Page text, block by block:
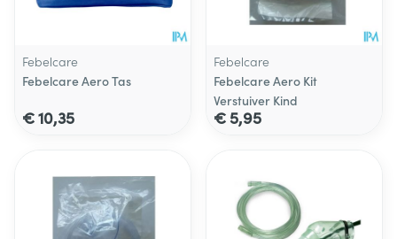
Febelcare
Febelcare Aero Tas
€ 10,35
Febelcare
Febelcare Aero Kit
Verstuiver Kind
€ 5,95